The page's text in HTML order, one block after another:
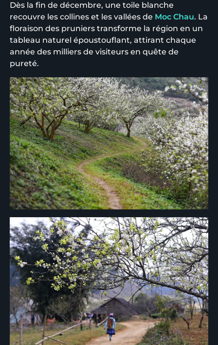
Dès la fin de décembre, une toile blanche
recouvre les collines et les vallées de Moc Chau. La
floraison des pruniers transforme la région en un
tableau naturel époustouflant, attirant chaque
année des milliers de visiteurs en quête de
pureté.